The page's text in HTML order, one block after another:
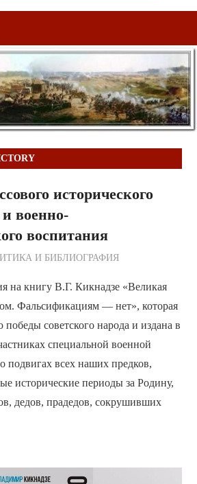
исторического
военно-
воспитания
по Редакции
И БИБЛИОГРАФИЯ
на книгу В.Г. Кикнадзе «Великая
Фальсификациям — нет», которая
советского народа и издана в
специальной военной
подвигах всех наших предков,
исторические периоды за Родину,
дедов, прадедов, сокрушивших